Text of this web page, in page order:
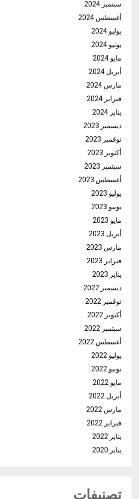
سبتمبر 2024
أغسطس 2024
يوليو 2024
يونيو 2024
مايو 2024
أبريل 2024
مارس 2024
فبراير 2024
يناير 2024
ديسمبر 2023
نوفمبر 2023
أكتوبر 2023
سبتمبر 2023
أغسطس 2023
يوليو 2023
يونيو 2023
مايو 2023
أبريل 2023
مارس 2023
فبراير 2023
يناير 2023
ديسمبر 2022
نوفمبر 2022
أكتوبر 2022
سبتمبر 2022
أغسطس 2022
يوليو 2022
يونيو 2022
مايو 2022
أبريل 2022
مارس 2022
فبراير 2022
يناير 2022
يناير 2020